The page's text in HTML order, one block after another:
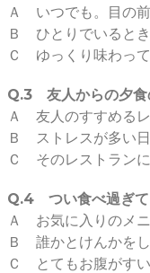
Ａ いつでも。目の
Ｂ ひとりでいると
Ｃ ゆっくり味わっ
Q.3 友人からの夕食
Ａ 友人のすすめる
Ｂ ストレスが多い
Ｃ そのレストラン
Q.4 つい食べ過ぎて
Ａ お気に入りのメ
Ｂ 誰かとけんかを
Ｃ とてもお腹がす